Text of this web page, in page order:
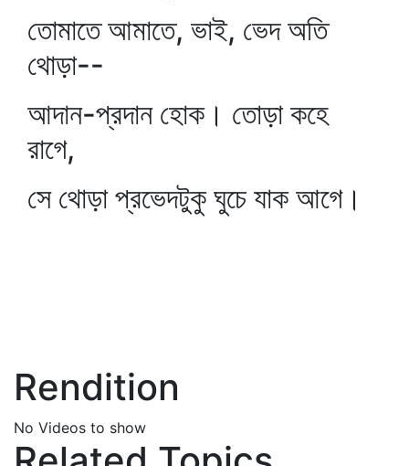
তোমাতে আমাতে, ভাই, ভেদ অতি
থোড়া--
আদান-প্রদান হোক। তোড়া কহে
রাগে,
সে থোড়া প্রভেদটুকু ঘুচে যাক আগে।
Rendition
No Videos to show